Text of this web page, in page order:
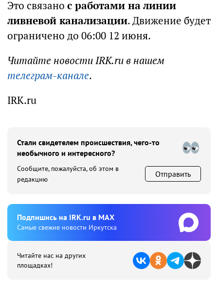
Это связано с работами на линии
ливневой канализации. Движение будет
ограничено до 06:00 12 июня.
Читайте новости IRK.ru в нашем
телеграм-канале.
IRK.ru
Стали свидетелем происшествия, чего-то
необычного и интересного?
Сообщите, пожалуйста, об этом в
редакцию
Отправить
Подпишиcь на IRK.ru в MAX
Cамые свежие новости Иркутска
Читайте нас на других
площадках!